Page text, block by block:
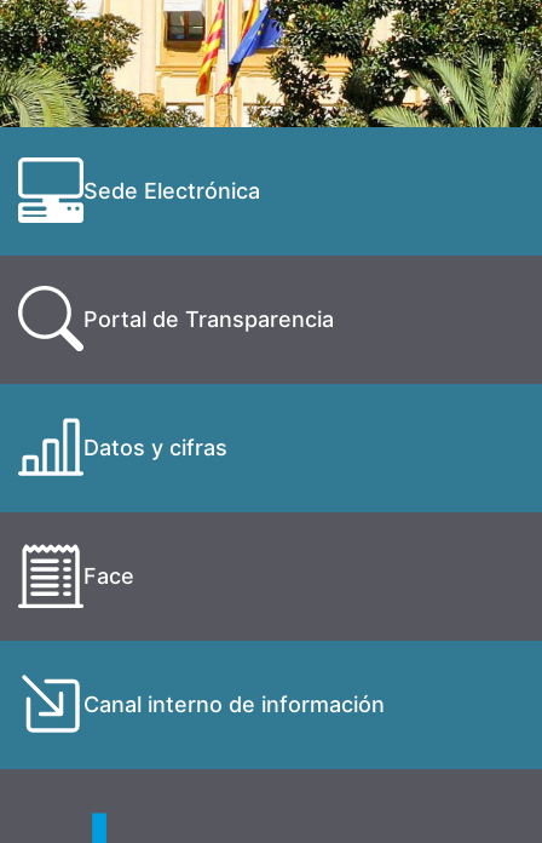
Sede Electrónica
Portal de Transparencia
Datos y cifras
Face
Canal interno de información